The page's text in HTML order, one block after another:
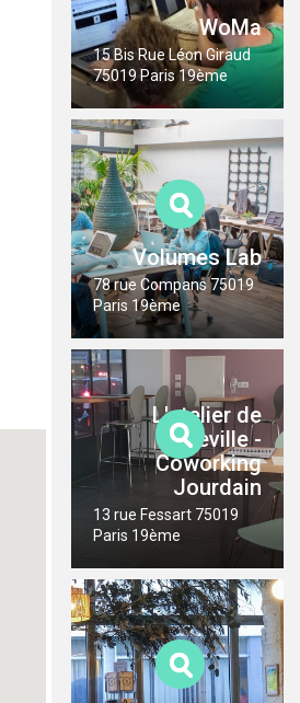
WoMa
15 Bis Rue Léon Giraud
75019 Paris 19ème
Volumes Lab
78 rue Compans 75019
Paris 19ème
L'atelier de
Belleville -
Coworking
Jourdain
13 rue Fessart 75019
Paris 19ème